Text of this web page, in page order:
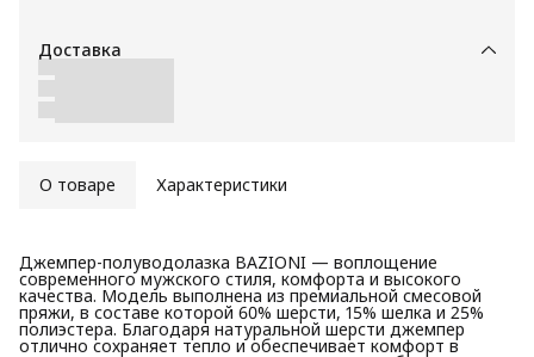
Доставка
О товаре Характеристики
Джемпер-полуводолазка BAZIONI — воплощение
современного мужского стиля, комфорта и высокого
качества. Модель выполнена из премиальной смесовой
пряжи, в составе которой 60% шерсти, 15% шелка и 25%
полиэстера. Благодаря натуральной шерсти джемпер
отлично сохраняет тепло и обеспечивает комфорт в